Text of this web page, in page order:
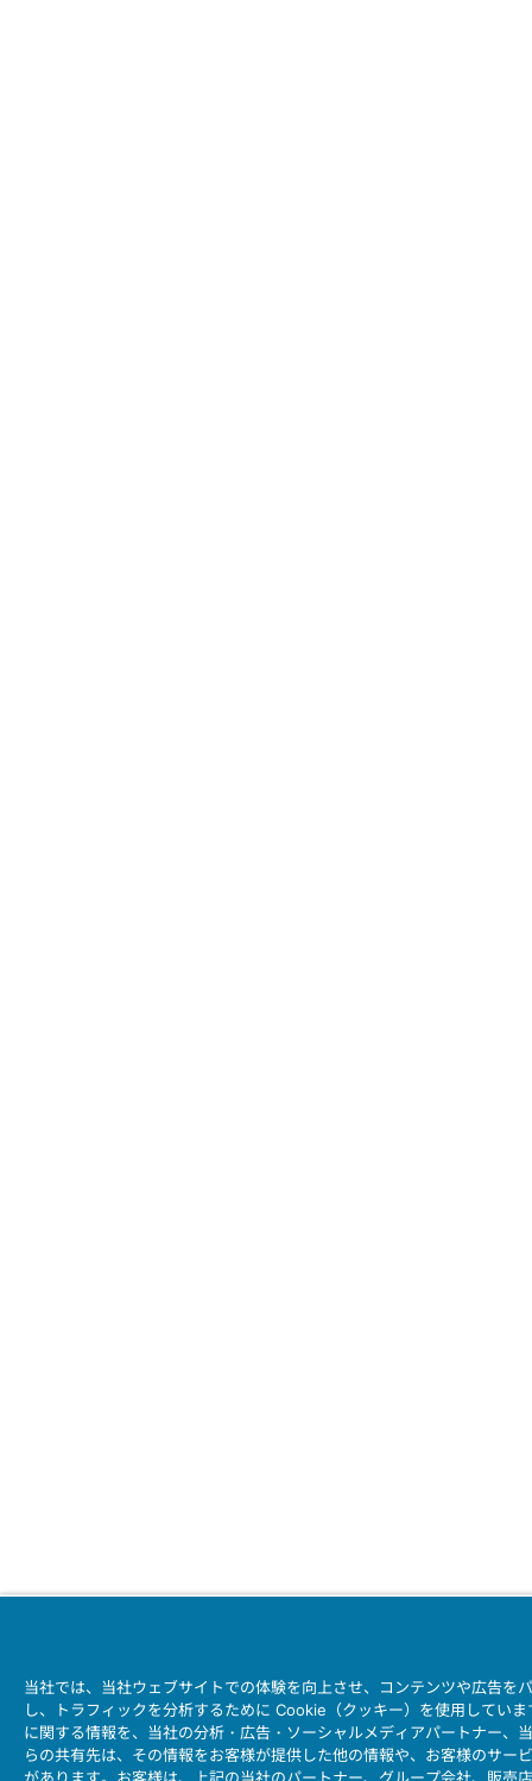
当社では、当社ウェブサイトでの体験を向上させ、コンテンツや広告を
し、トラフィックを分析するために Cookie（クッキー）を使用してい
に関する情報を、当社の分析・広告・ソーシャルメディアパートナー、
らの共有先は、その情報をお客様が提供した他の情報や、お客様のサー